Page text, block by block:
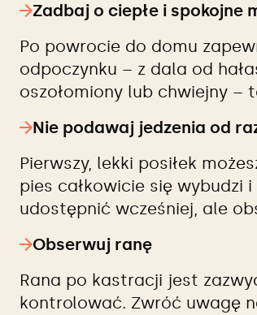
Zadbaj o ciepłe i spokojne
Po powrocie do domu
odpoczynku – z dala od
oszołomiony lub chwiejny –
Nie podawaj jedzenia od
Pierwszy, lekki posiłek
pies całkowicie się wybudzi
udostępnić wcześniej, ale
Obserwuj ranę
Rana po kastracji jest
kontrolować. Zwróć uwagę